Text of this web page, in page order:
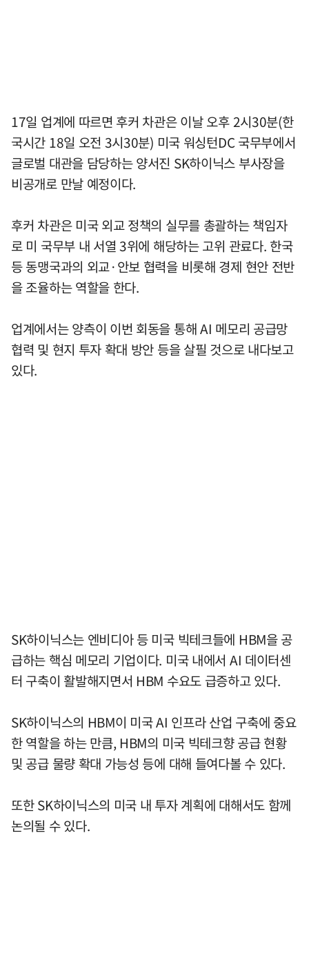
17일 업계에 따르면 후커 차관은 이날 오후 2시30분(한
국시간 18일 오전 3시30분) 미국 워싱턴DC 국무부에서
글로벌 대관을 담당하는 양서진 SK하이닉스 부사장을
비공개로 만날 예정이다.
후커 차관은 미국 외교 정책의 실무를 총괄하는 책임자
로 미 국무부 내 서열 3위에 해당하는 고위 관료다. 한국
등 동맹국과의 외교·안보 협력을 비롯해 경제 현안 전반
을 조율하는 역할을 한다.
업계에서는 양측이 이번 회동을 통해 AI 메모리 공급망
협력 및 현지 투자 확대 방안 등을 살필 것으로 내다보고
있다.
SK하이닉스는 엔비디아 등 미국 빅테크들에 HBM을 공
급하는 핵심 메모리 기업이다. 미국 내에서 AI 데이터센
터 구축이 활발해지면서 HBM 수요도 급증하고 있다.
SK하이닉스의 HBM이 미국 AI 인프라 산업 구축에 중요
한 역할을 하는 만큼, HBM의 미국 빅테크향 공급 현황
및 공급 물량 확대 가능성 등에 대해 들여다볼 수 있다.
또한 SK하이닉스의 미국 내 투자 계획에 대해서도 함께
논의될 수 있다.